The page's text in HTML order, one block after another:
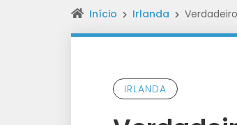
Início Irlanda
IRLANDA